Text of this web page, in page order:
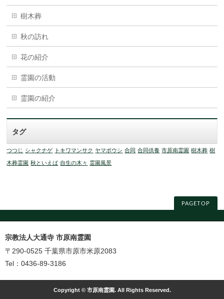
樹木葬
秋の訪れ
花の紹介
霊園の活動
霊園の紹介
タグ
つつじ シャクナゲ トキワマンサク ヤマボウシ 合同 合同供養 市原南霊園 樹木葬 樹
木葬霊園 秋といえば 自生の木々 霊園風景
PAGETOP
宗教法人大通寺 市原南霊園
〒290-0525 千葉県市原市米原2083
Tel：0436-89-3186
Copyright © 市原南霊園. All Rights Reserved.